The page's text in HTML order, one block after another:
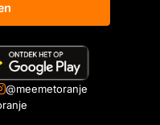
@meemetoranje